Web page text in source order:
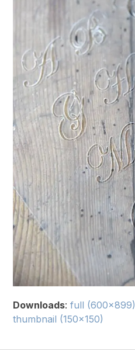
Downloads:full (600x899)
thumbnail (150x150)